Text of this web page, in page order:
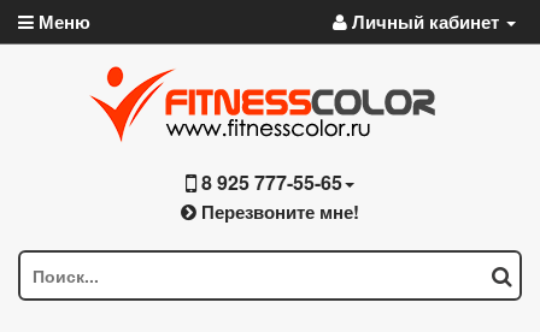
Меню Личный кабинет
8 925 777-55-65
Перезвоните мне!